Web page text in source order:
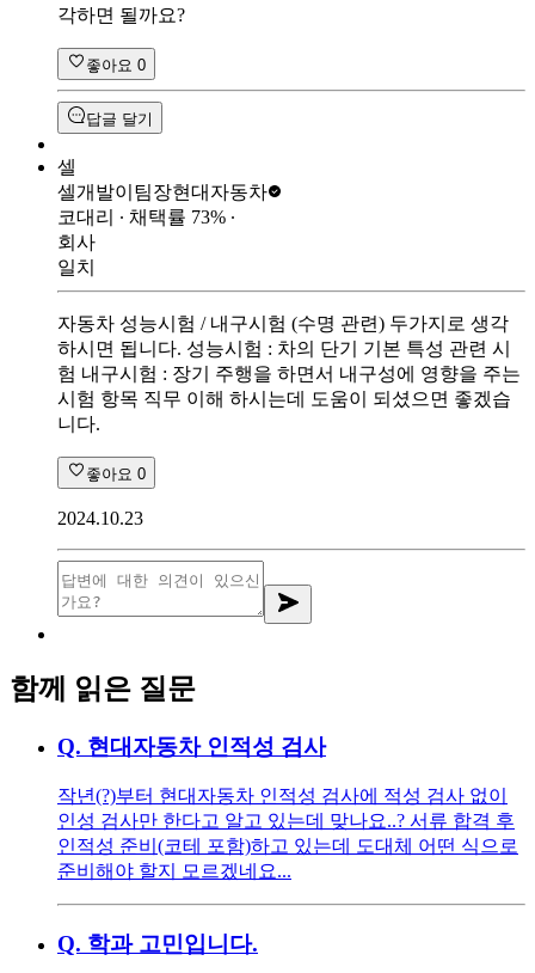
각하면 될까요?
좋아요 0
답글 달기
셀
셀개발이팀장현대자동차
코대리 ∙ 채택률 73% ∙
회사
일치
자동차 성능시험 / 내구시험 (수명 관련) 두가지로 생각
하시면 됩니다. 성능시험 : 차의 단기 기본 특성 관련 시
험 내구시험 : 장기 주행을 하면서 내구성에 영향을 주는
시험 항목 직무 이해 하시는데 도움이 되셨으면 좋겠습
니다.
좋아요 0
2024.10.23
함께 읽은 질문
Q. 현대자동차 인적성 검사
작년(?)부터 현대자동차 인적성 검사에 적성 검사 없이
인성 검사만 한다고 알고 있는데 맞나요..? 서류 합격 후
인적성 준비(코테 포함)하고 있는데 도대체 어떤 식으로
준비해야 할지 모르겠네요...
Q. 학과 고민입니다.